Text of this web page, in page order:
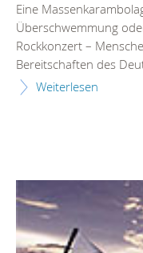
Eine
Überschwemmung
Rockkonzert –
Bereitschaften des
Weiterlesen